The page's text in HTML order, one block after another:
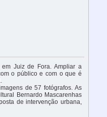
Juiz de Fora. Ampliar a
o público e com o que é
.
de 57 fotógrafos. As
Bernardo Mascarenhas
de intervenção urbana,